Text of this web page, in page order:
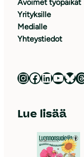
Avoimet työpaikat
Yrityksille
Medialle
Yhteystiedot
Luonnonsuojeluliitto Instagramissa Luonnonsuojeluliitto Facebookissa Luonnonsuojeluliitto LinkedInissä Luonnonsuojeluliiton YouTube-kanava Luonnonsuojeluliitto Blueskyssa Luonnonsuojeluliitto Threadsissa
Lue lisää